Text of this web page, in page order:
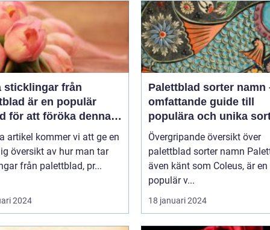
sticklingar från
är en populär
för att föröka denna
växt på ett effektivt
artikel kommer vi att ge en
översikt av hur man tar
från palettblad, pr...
2024
Palettblad sorter namn
omfattande guide till
populära och unika
Övergripande översikt över
palettblad sorter namn Palettblad,
även känt som Coleus, är en
populär v...
18 januari 2024